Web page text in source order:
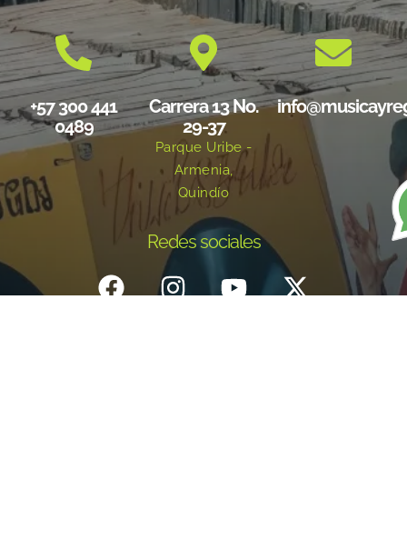
+57 300 441
0489
Carrera 13 No.
29-37
Parque Uribe -
Armenia,
Quindío
Redes sociales